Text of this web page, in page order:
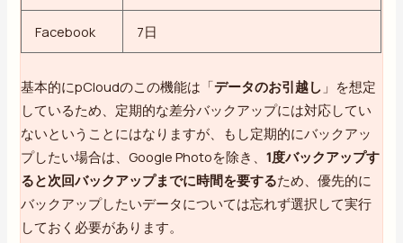
Facebook 7日
基本的にpCloudのこの機能は「データのお引越し 」を想定
しているため、定期的な差分バックアップには対応してい
ないということにはなりますが、もし定期的にバックアッ
プしたい場合は、Google Photoを除き、1度バックアップす
ると次回バックアップまでに時間を要するため、優先的に
バックアップしたいデータについては忘れず選択して実行
しておく必要があります。